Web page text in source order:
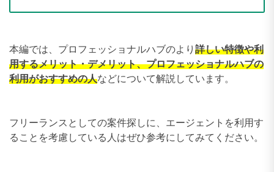
本編では、プロフェッショナルハブのより 詳しい特徴や利
用するメリット・デメリット、プロフェッショナルハブの
利用がおすすめの人などについて解説しています。
フリーランスとしての案件探しに、エージェントを利用す
ることを考慮している人はぜひ参考にしてみてください。